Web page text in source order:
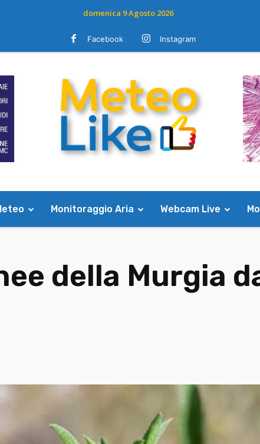
domenica 9 Agosto 2026
Facebook Instagram
Monitoraggio Aria Webcam Live
della Murgia